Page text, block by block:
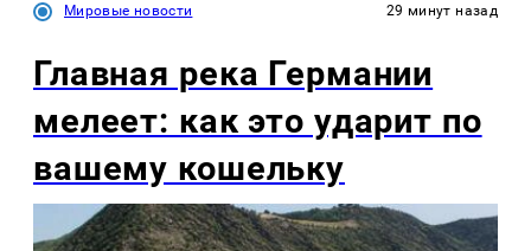
Мировые новости 29 минут назад
Главная река Германии
мелеет: как это ударит по
вашему кошельку